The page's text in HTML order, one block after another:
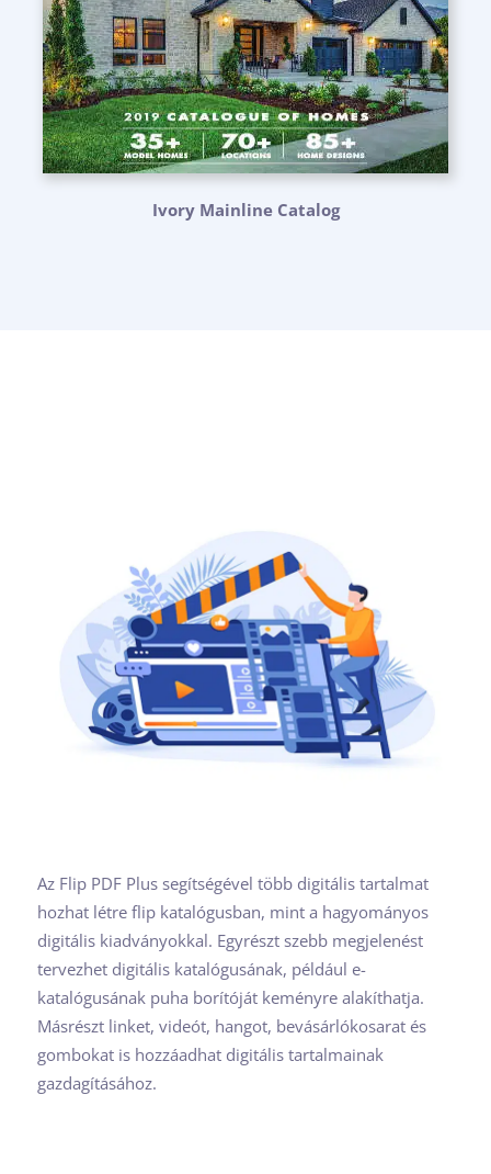
Ivory Mainline Catalog
Az Flip PDF Plus segítségével több digitális tartalmat
hozhat létre flip katalógusban, mint a hagyományos
digitális kiadványokkal. Egyrészt szebb megjelenést
tervezhet digitális katalógusának, például e-
katalógusának puha borítóját keményre alakíthatja.
Másrészt linket, videót, hangot, bevásárlókosarat és
gombokat is hozzáadhat digitális tartalmainak
gazdagításához.